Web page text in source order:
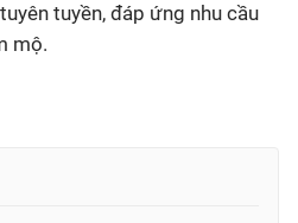
tuyền, đáp ứng nhu cầu
mộ.